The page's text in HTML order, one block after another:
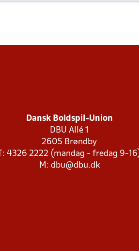
Dansk Boldspil-Union
DBU Allé 1
2605 Brøndby
T: 4326 2222 (mandag - fredag 9-
M: dbu@dbu.dk